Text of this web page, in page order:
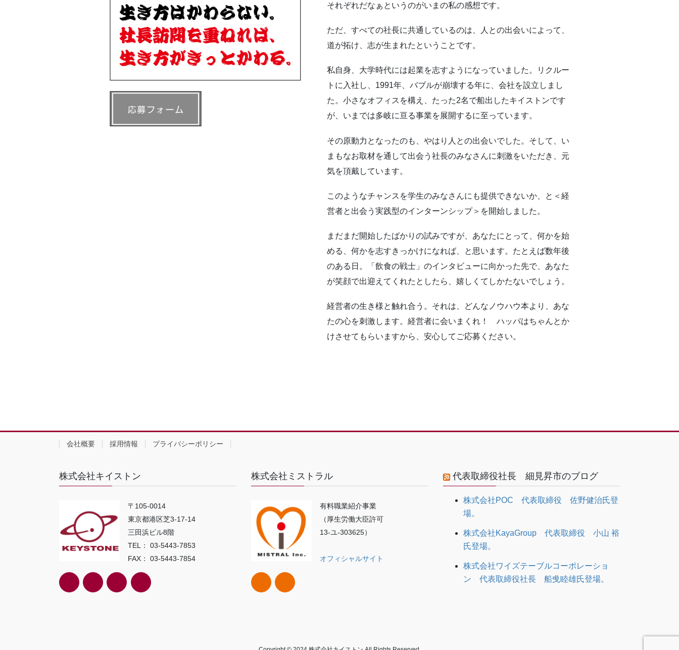
それぞれだなぁというのがいまの私の感想です。
ただ、すべての社長に共通しているのは、人との出会いによって、
道が拓け、志が生まれたということです。
私自身、大学時代には起業を志すようになっていました。リクルー
トに入社し、1991年、バブルが崩壊する年に、会社を設立しまし
た。小さなオフィスを構え、たった2名で船出したキイストンです
が、いまでは多岐に亘る事業を展開するに至っています。
その原動力となったのも、やはり人との出会いでした。そして、い
まもなお取材を通して出会う社長のみなさんに刺激をいただき、元
気を頂戴しています。
このようなチャンスを学生のみなさんにも提供できないか、と＜経
営者と出会う実践型のインターンシップ＞を開始しました。
まだまだ開始したばかりの試みですが、あなたにとって、何かを始
める、何かを志すきっかけになれば、と思います。たとえば数年後
のある日。「飲食の戦士」のインタビューに向かった先で、あなた
が笑顔で出迎えてくれたとしたら、嬉しくてしかたないでしょう。
経営者の生き様と触れ合う。それは、どんなノウハウ本より、あな
たの心を刺激します。経営者に会いまくれ！ ハッパはちゃんとか
けさせてもらいますから、安心してご応募ください。
会社概要 採用情報 プライバシーポリシー
株式会社キイストン
〒105-0014
東京都港区芝3-17-14
三田浜ビル8階
TEL： 03-5443-7853
FAX： 03-5443-7854
株式会社ミストラル
有料職業紹介事業
（厚生労働大臣許可
13-ユ-303625）
オフィシャルサイト
代表取締役社長 細見昇市のブログ
株式会社POC 代表取締役 佐野健治氏登
場。
株式会社KayaGroup 代表取締役 小山 裕
氏登場。
株式会社ワイズテーブルコーポレーショ
ン 代表取締役社長 船曵睦雄氏登場。